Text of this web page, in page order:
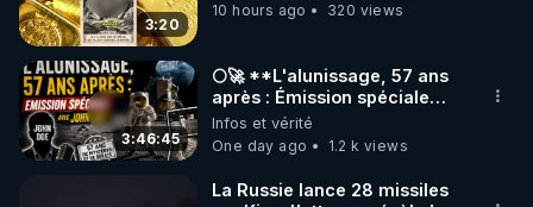
nerveux, et les choix de chaque jour.
➡️ Pour aller plus loin, RDV sur
https://rgnr.tv/@un-ete-pour-tout-changer?
utm_source=youtube&utm_medium=podcast&utm_
campaign=ete2025&utm_content=podcast2
Déjà abonné·e ? Connectez-vous pour accéder au
3:20
10 hours ago 320 views
3:46:45
🌕🚀 **L'alunissage, 57 ans
après : Émission spéciale
avec John Doe !** 👨 🚀✨
Infos et vérité
One day ago
1.2 k views
La Russie lance 28 missiles